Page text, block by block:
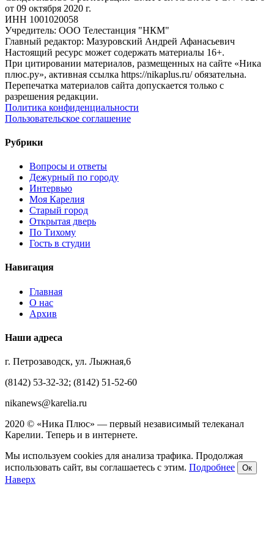
от 09 октября 2020 г.
ИНН 1001020058
Учредитель: ООО Телестанция "НКМ"
Главный редактор: Мазуровский Андрей Афанасьевич
Настоящий ресурс может содержать материалы 16+.
При цитировании материалов, размещенных на сайте «Ника
плюс.ру», активная ссылка https://nikaplus.ru/ обязательна.
Перепечатка материалов сайта допускается только с
разрешения редакции.
Политика конфиденциальности
Пользовательское соглашение
Рубрики
Вопросы и ответы
Дежурный по городу
Интервью
Моя Карелия
Старый город
Открытая дверь
По Тихому
Гость в студии
Навигация
Главная
О нас
Архив
Наши адреса
г. Петрозаводск, ул. Лыжная,6
(8142) 53-32-32; (8142) 51-52-60
nikanews@karelia.ru
2020 © «Ника Плюс» — первый независимый телеканал
Карелии. Теперь и в интернете.
Мы используем cookies для анализа трафика. Продолжая
использовать сайт, вы соглашаетесь с этим. Подробнее Ок
Наверх